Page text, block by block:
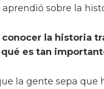
sobre la
la historia
qué es tan
la gente sepa que